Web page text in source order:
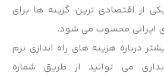
از اقتصادی ترین گزینه ها برای
ایرانی محسوب می شود.
درباره هزینه های راه اندازی نرم
می توانید از طریق شماره